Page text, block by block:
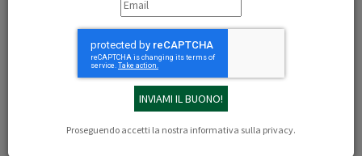
Proseguendo accetti la nostra informativa sulla privacy.
Libri dell'autore: Silvia Perez-Vitoria
NEWSLETTER
Iscriviti adesso alla newsletter di LEF Firenze, verrai sempre aggiornato sulle